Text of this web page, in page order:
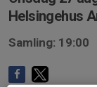
Helsingehus
Samling: 19:00